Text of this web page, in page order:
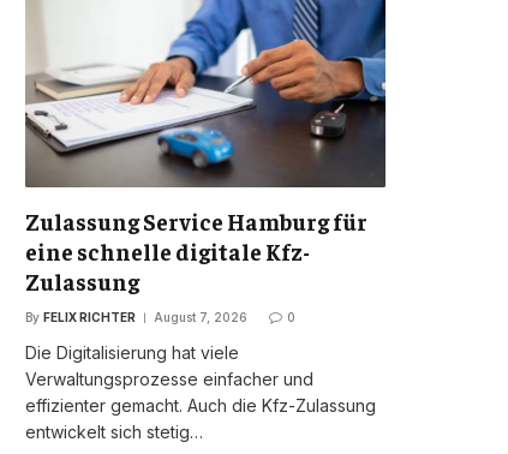
Zulassung Service Hamburg für
eine schnelle digitale Kfz-
Zulassung
By FELIX RICHTER August 7, 2026 0
Die Digitalisierung hat viele
Verwaltungsprozesse einfacher und
effizienter gemacht. Auch die Kfz-Zulassung
entwickelt sich stetig…